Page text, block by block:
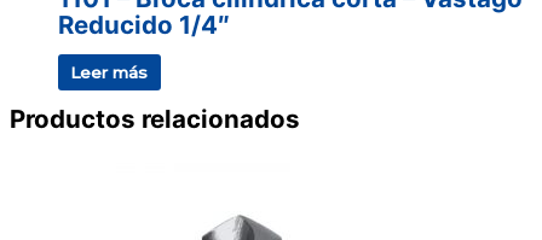
Reducido 1/4″
Leer más
Productos relacionados